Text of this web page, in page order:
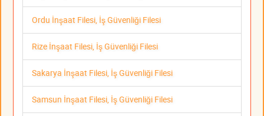
Ordu İnşaat Filesi, İş Güvenliği Filesi
Rize İnşaat Filesi, İş Güvenliği Filesi
Sakarya İnşaat Filesi, İş Güvenliği Filesi
Samsun İnşaat Filesi, İş Güvenliği Filesi